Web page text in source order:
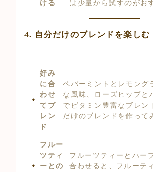
ける
は少量から試すのがお
4. 自分だけのブレンドを楽しむ
好み
に合
わせ
てブ
レン
ド
ペパーミントとレモング
な風味、ローズヒップと
でビタミン豊富なブレン
だけのブレンドを作って
フルー
ツティ
ーとの
フルーツティーとハー
合わせると、フルーテ